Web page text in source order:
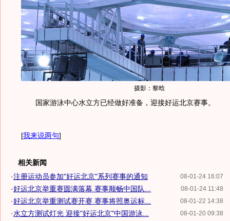
摄影：黎晗
国家游泳中心水立方已经做好准备，迎接好运北京赛事。
[我来说两句]
相关新闻
08-01-24 16:07
·注册运动员参加"好运北京"系列赛事的通知
08-01-24 11:48
·好运北京举重赛圆满落幕 赛事顺畅中国队...
08-01-22 14:38
·好运北京举重测试赛开赛 赛事将照奥运标...
08-01-20 09:38
·水立方测试灯光 迎接"好运北京"中国游泳...